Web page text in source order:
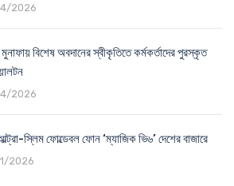
2026
বিশেষ অবদানের স্বীকৃতিতে কর্মকর্তাদের পুরস্কৃত
2026
স্লিম ফোল্ডেবল ফোন ‘ম্যাজিক ভি৬’ দেশের বাজারে
2026